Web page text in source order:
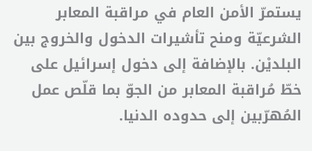
يستمرّ الأمن العام في مراقبة المعابر
الشرعيّة ومنح تأشيرات الدخول والخروج بين
البلديْن. بالإضافة إلى دخول إسرائيل على
خطّ مُراقبة المعابر من الجوّ بما قلّص عمل
المُهرّبين إلى حدوده الدنيا.